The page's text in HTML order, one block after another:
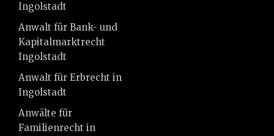
Ingolstadt
Anwalt für Bank- und
Kapitalmarktrecht
Ingolstadt
Anwalt für Erbrecht in
Ingolstadt
Anwälte für
Familienrecht in